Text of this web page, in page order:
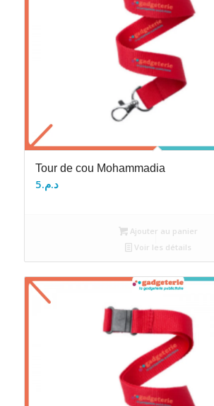
Tour de cou Mohammadia
د.م.5
Ajouter au panier
Voir les détails